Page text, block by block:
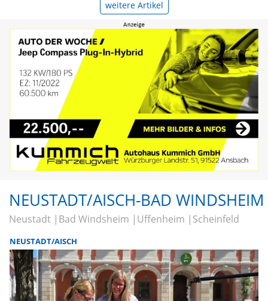
weitere Artikel
NEUSTADT/AISCH-BAD WINDSHEIM
Neustadt Bad Windsheim Uffenheim Scheinfeld
NEUSTADT/AISCH